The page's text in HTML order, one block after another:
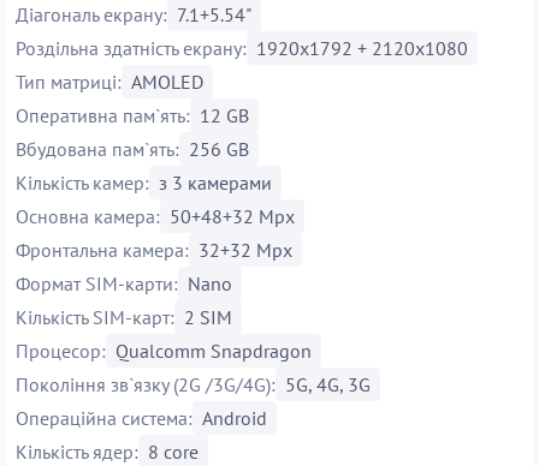
Діагональ екрану: 7.1+5.54"
Роздільна здатність екрану: 1920x1792 + 2120x1080
Тип матриці: AMOLED
Оперативна пам`ять: 12 GB
Вбудована пам`ять: 256 GB
Кількість камер: з 3 камерами
Основна камера: 50+48+32 Mpx
Фронтальна камера: 32+32 Mpx
Формат SIM-карти: Nano
Кількість SIM-карт: 2 SIM
Процесор: Qualcomm Snapdragon
Покоління зв`язку (2G /3G/4G): 5G, 4G, 3G
Операційна система: Android
Кількість ядер: 8 core